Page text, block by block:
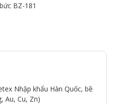
BZ-181
Nhập khẩu Hàn Quốc, bề
Au, Cu, Zn)